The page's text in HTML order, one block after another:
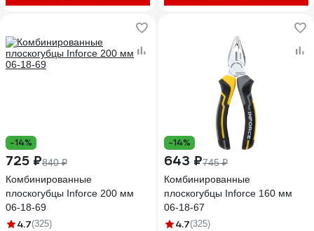
-14%
725 ₽840 ₽
Комбинированные
плоскогубцы Inforce 200 мм
06-18-69
4.7(325)
-14%
643 ₽745 ₽
Комбинированные
плоскогубцы Inforce 160 мм
06-18-67
4.7(325)